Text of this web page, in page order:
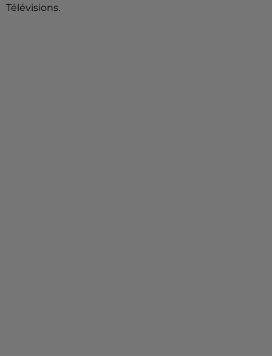
Télévisions.